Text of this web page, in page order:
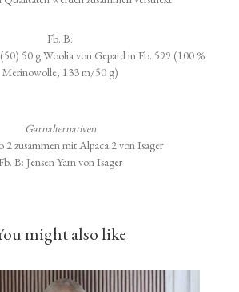
Fb. B:
50 g Woolia von Gepard in Fb. 599 (100 %
Merinowolle; 133 m/50 g)
Garnalternativen
2 zusammen mit Alpaca 2 von Isager
Fb. B: Jensen Yarn von Isager
might also like